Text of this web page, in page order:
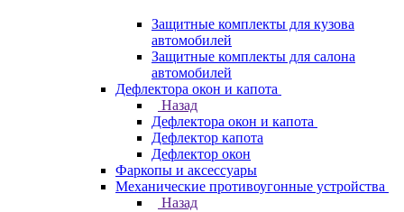
Защитные комплекты для кузова
автомобилей
Защитные комплекты для салона
автомобилей
Дефлектора окон и капота
Назад
Дефлектора окон и капота
Дефлектор капота
Дефлектор окон
Фаркопы и аксессуары
Механические противоугонные устройства
Назад